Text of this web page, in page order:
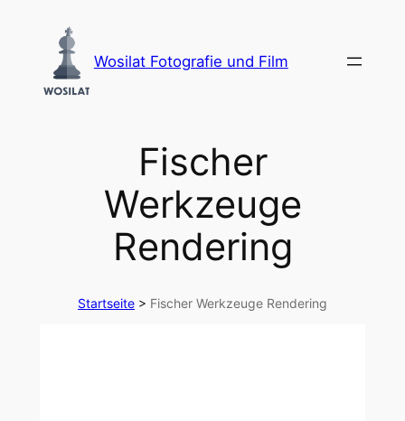
springen
Wosilat Fotografie und Film
Fischer
Werkzeuge
Rendering
Startseite > Fischer Werkzeuge Rendering